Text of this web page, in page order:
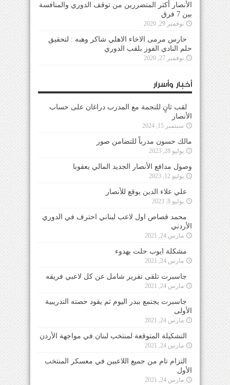
الأنصار أكثر المتضررين من توقف الدوري والمنافسة
بين 7 فرق
نوفمبر 29, 2020
حارس مرمى الاخاء الاهلي شاكر وهبه : لتحقيق
حلم النادي الفوز بلقب الدوري
نوفمبر 27, 2020
أخبار وأسرار
لقب ثانٍ للنجمة مع المدرب دراغان على حساب
الأنصار
سبتمبر 15, 2024
مالك حسون مدرباً للتضامن صور
يوليو 28, 2023
وصول مدافع الأنصار الجديد المالي يعقوبا
يوليو 12, 2023
علي علاء الدين يوقع للأنصار
يوليو 8, 2023
محمد قصاص اول لاعب لبناني احترف في الدوري
الأردني
مارس 24, 2021
مشكلة ايوب حلت بهدوء
مارس 24, 2021
جاسبرت تلقى تقرير شامل عن كل لاعبي فريقه
مارس 24, 2021
جاسبرت يجتمع ببدر اليوم ثم يقود حصته التدريبية
الأولى
مارس 24, 2021
التشكيلة المتوقعة لمنتخب لبنان في مواجهة الأردن
مارس 24, 2021
التزام تام من جميع اللاعبين في معسكر المنتخب
الأول
مارس 24, 2021